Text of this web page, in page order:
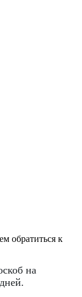
обратиться к
на